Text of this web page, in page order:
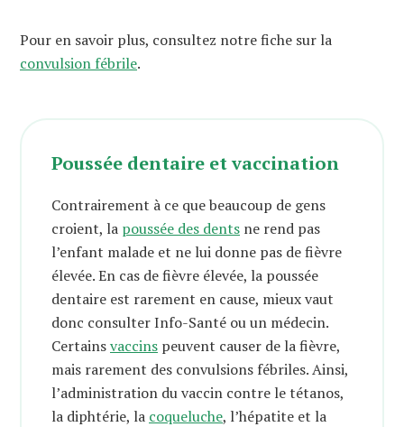
Pour en savoir plus, consultez notre fiche sur la
convulsion fébrile.
Poussée dentaire et vaccination
Contrairement à ce que beaucoup de gens
croient, la poussée des dents ne rend pas
l’enfant malade et ne lui donne pas de fièvre
élevée. En cas de fièvre élevée, la poussée
dentaire est rarement en cause, mieux vaut
donc consulter Info-Santé ou un médecin.
Certainsvaccins peuvent causer de la fièvre,
mais rarement des convulsions fébriles. Ainsi,
l’administration du vaccin contre le tétanos,
la diphtérie, la coqueluche, l’hépatite et la